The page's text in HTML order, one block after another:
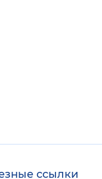
ссылки